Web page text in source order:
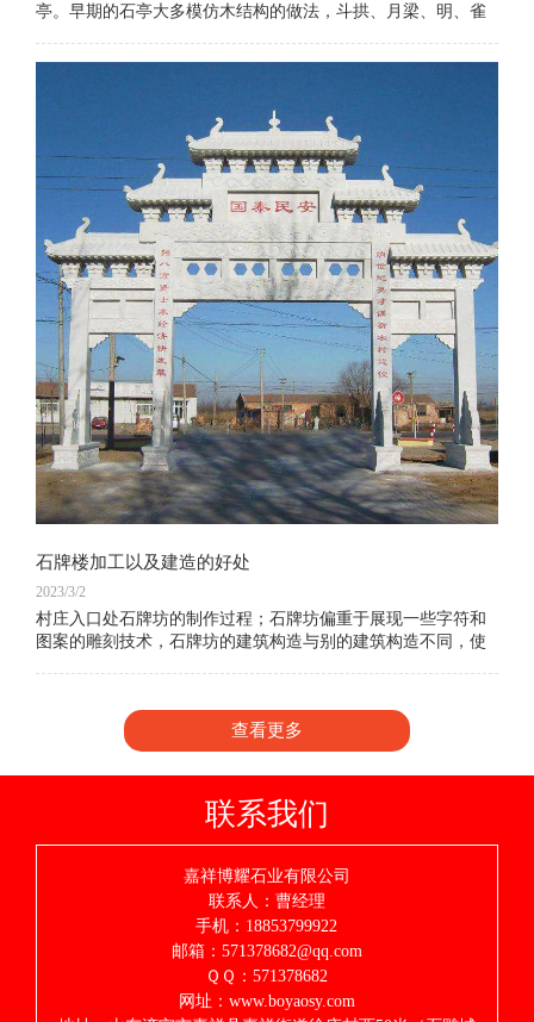
亭。早期的石亭大多模仿木结构的做法，斗拱、月梁、明、雀
石牌楼加工以及建造的好处
2023/3/2
村庄入口处石牌坊的制作过程；石牌坊偏重于展现一些字符和
图案的雕刻技术，石牌坊的建筑构造与别的建筑构造不同，使
查看更多
联系我们
嘉祥博耀石业有限公司
联系人：曹经理
手机：18853799922
邮箱：571378682@qq.com
ＱＱ：571378682
网址：www.boyaosy.com